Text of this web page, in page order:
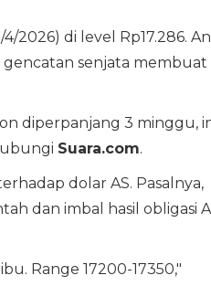
2026) di level Rp17.286.
senjata membuat
diperpanjang 3 minggu,
Suara.com.
dolar AS. Pasalnya,
dan imbal hasil obligasi
Range 17200-17350,"